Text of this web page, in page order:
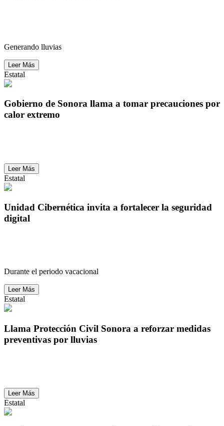
Generando lluvias
Leer Más
Estatal
Gobierno de Sonora llama a tomar precauciones por
calor extremo
Leer Más
Estatal
Unidad Cibernética invita a fortalecer la seguridad
digital
Durante el periodo vacacional
Leer Más
Estatal
Llama Protección Civil Sonora a reforzar medidas
preventivas por lluvias
Leer Más
Estatal